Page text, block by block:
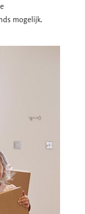
mogelijk.